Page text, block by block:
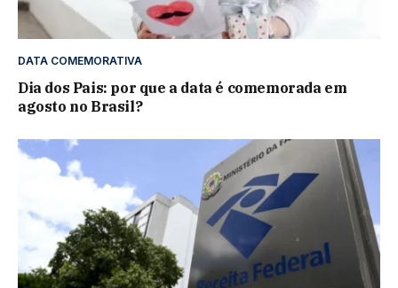
DATA COMEMORATIVA
Dia dos Pais: por que a data é comemorada em
agosto no Brasil?